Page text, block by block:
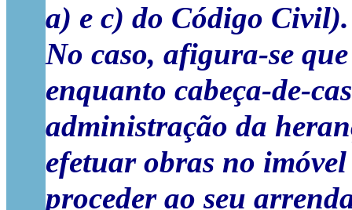
a) e c) do Código Civil).
No caso, afigura-se
enquanto cabeça-de-
administração da
efetuar obras no
proceder ao seu